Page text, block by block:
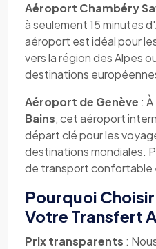
Aéroport Chambéry
à seulement 15 minutes d'
aéroport est idéal pour
vers la région des Alpes
destinations
Aéroport de Genève :
Bains, cet aéroport
départ clé pour les
destinations mondiales.
de transport confortable
Pourquoi
Votre Transfert
Prix transparents :